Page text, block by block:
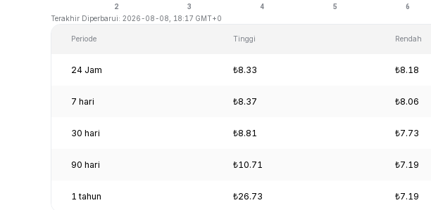
Terakhir Diperbarui: 2026-08-08, 18:17 GMT+0
Periode Tinggi Rendah
24 Jam ₺8.33 ₺8.18
7 hari ₺8.37 ₺8.06
30 hari ₺8.81 ₺7.73
90 hari ₺10.71 ₺7.19
1 tahun ₺26.73 ₺7.19